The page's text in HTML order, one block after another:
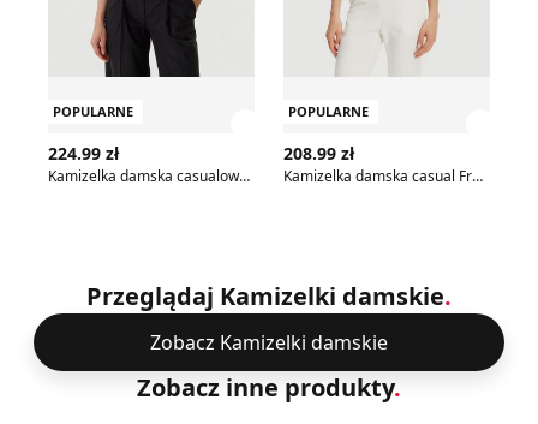
POPULARNE
224.99 zł
Kamizelka damska casualowa jesienna Guess
POPULARNE
208.99 zł
Kamizelka damska casual Fracomina
Przeglądaj Kamizelki damskie.
Zobacz Kamizelki damskie
Zobacz inne produkty.